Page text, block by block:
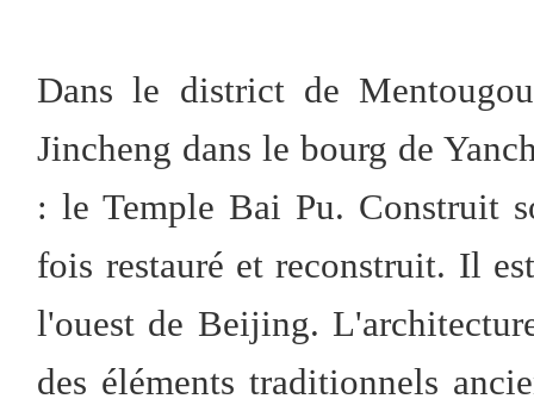
Dans le district de
Jincheng dans le bourg de
: le Temple Bai Pu. Construit
fois restauré et reconstruit. Il
l'ouest de Beijing.
des éléments traditionnels